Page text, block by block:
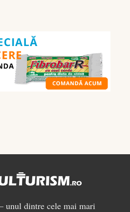
mănânci
pentru
masă
musculară
unul dintre cele mai mari